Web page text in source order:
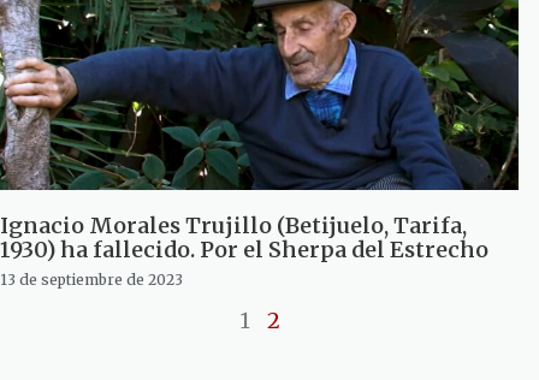
Ignacio Morales Trujillo (Betijuelo, Tarifa,
1930) ha fallecido. Por el Sherpa del Estrecho
13 de septiembre de 2023
1 2